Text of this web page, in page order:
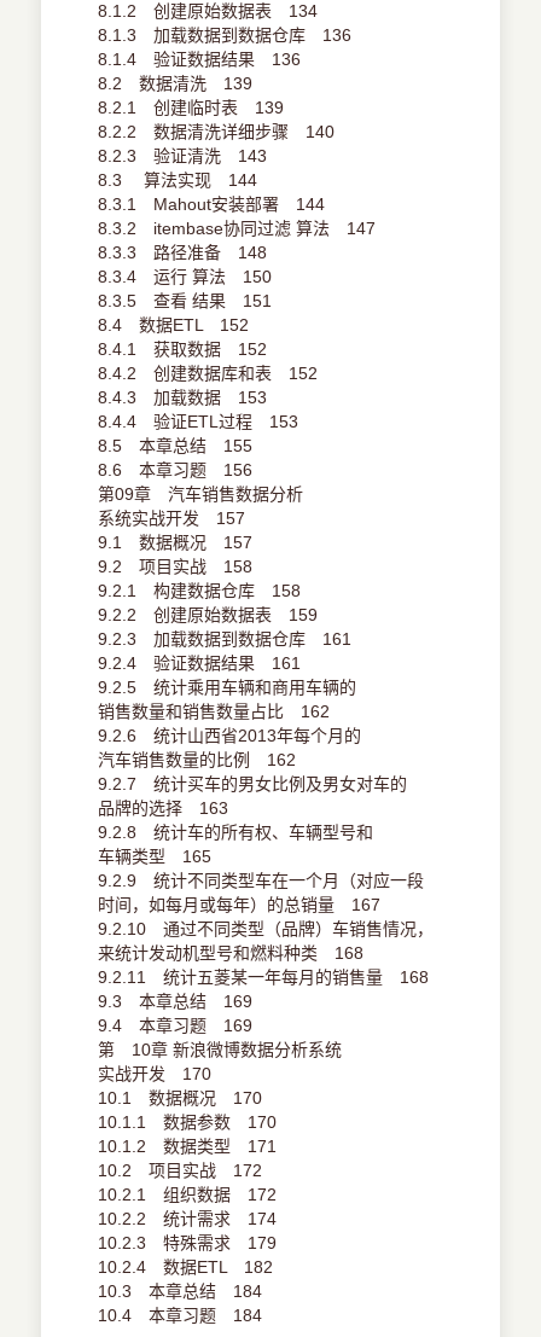
8.1.2 创建原始数据表 134
8.1.3 加载数据到数据仓库 136
8.1.4 验证数据结果 136
8.2 数据清洗 139
8.2.1 创建临时表 139
8.2.2 数据清洗详细步骤 140
8.2.3 验证清洗 143
8.3 算法实现 144
8.3.1 Mahout安装部署 144
8.3.2 itembase协同过滤 算法 147
8.3.3 路径准备 148
8.3.4 运行 算法 150
8.3.5 查看 结果 151
8.4 数据ETL 152
8.4.1 获取数据 152
8.4.2 创建数据库和表 152
8.4.3 加载数据 153
8.4.4 验证ETL过程 153
8.5 本章总结 155
8.6 本章习题 156
第09章 汽车销售数据分析
系统实战开发 157
9.1 数据概况 157
9.2 项目实战 158
9.2.1 构建数据仓库 158
9.2.2 创建原始数据表 159
9.2.3 加载数据到数据仓库 161
9.2.4 验证数据结果 161
9.2.5 统计乘用车辆和商用车辆的
销售数量和销售数量占比 162
9.2.6 统计山西省2013年每个月的
汽车销售数量的比例 162
9.2.7 统计买车的男女比例及男女对车的
品牌的选择 163
9.2.8 统计车的所有权、车辆型号和
车辆类型 165
9.2.9 统计不同类型车在一个月（对应一段
时间，如每月或每年）的总销量 167
9.2.10 通过不同类型（品牌）车销售情况，
来统计发动机型号和燃料种类 168
9.2.11 统计五菱某一年每月的销售量 168
9.3 本章总结 169
9.4 本章习题 169
第 10章 新浪微博数据分析系统
实战开发 170
10.1 数据概况 170
10.1.1 数据参数 170
10.1.2 数据类型 171
10.2 项目实战 172
10.2.1 组织数据 172
10.2.2 统计需求 174
10.2.3 特殊需求 179
10.2.4 数据ETL 182
10.3 本章总结 184
10.4 本章习题 184